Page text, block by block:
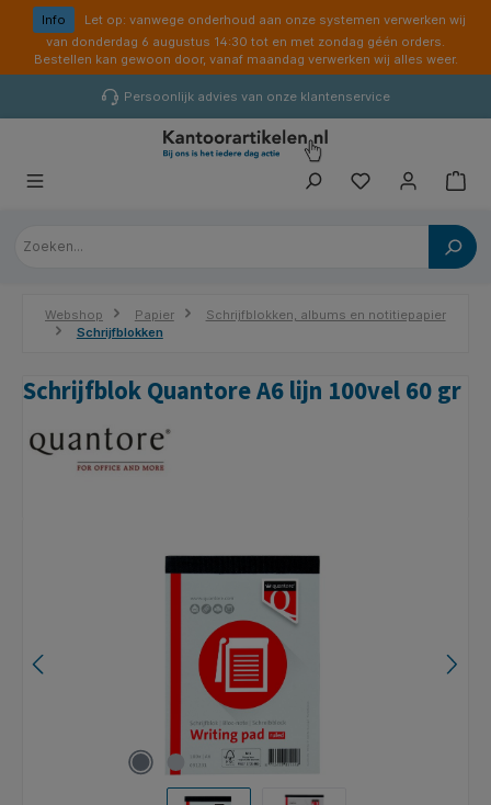
Info
Let op: vanwege onderhoud aan onze systemen verwerken wij
van donderdag 6 augustus 14:30 tot en met zondag géén orders.
Bestellen kan gewoon door, vanaf maandag verwerken wij alles weer.
Persoonlijk advies van onze klantenservice
Webshop Papier
Schrijfblokken, albums en notitiepapier
Schrijfblokken
Schrijfblok Quantore A6 lijn 100vel 60 gr